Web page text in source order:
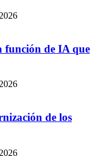
función de IA que
de los